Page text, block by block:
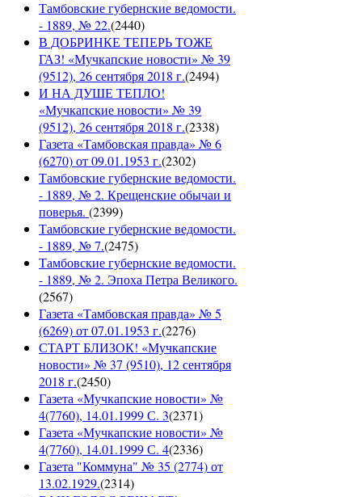
Тамбовские губернские ведомости.
- 1889, № 22.(2440)
В ДОБРИНКЕ ТЕПЕРЬ ТОЖЕ
ГАЗ! «Мучкапские новости» № 39
(9512), 26 сентября 2018 г.(2494)
И НА ДУШЕ ТЕПЛО!
«Мучкапские новости» № 39
(9512), 26 сентября 2018 г.(2338)
Газета «Тамбовская правда» № 6
(6270) от 09.01.1953 г.(2302)
Тамбовские губернские ведомости.
- 1889, № 2. Крещенские обычаи и
поверья. (2399)
Тамбовские губернские ведомости.
- 1889, № 7.(2475)
Тамбовские губернские ведомости.
- 1889, № 2. Эпоха Петра Великого.
(2567)
Газета «Тамбовская правда» № 5
(6269) от 07.01.1953 г.(2276)
СТАРТ БЛИЗОК! «Мучкапские
новости» № 37 (9510), 12 сентября
2018 г.(2450)
Газета «Мучкапские новости» №
4(7760), 14.01.1999 С. 3(2371)
Газета «Мучкапские новости» №
4(7760), 14.01.1999 С. 4(2336)
Газета "Коммуна" № 35 (2774) от
13.02.1929.(2314)